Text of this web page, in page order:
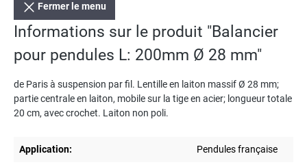
Fermer le menu
Informations sur le produit "Balancier
pour pendules L: 200mm Ø 28 mm"
de Paris à suspension par fil. Lentille en laiton massif Ø 28 mm;
partie centrale en laiton, mobile sur la tige en acier; longueur totale
20 cm, avec crochet. Laiton non poli.
Application: Pendules française